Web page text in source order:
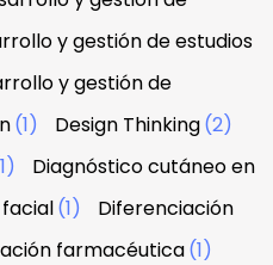
y gestión de estudios
y gestión de
(1) Design Thinking(2)
Diagnóstico cutáneo en
(1)
Diferenciación
farmacéutica(1)